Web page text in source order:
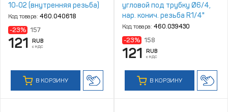
10‑02 (внутренняя резьба)
Код товара: 460.040618
-23% 157
121 RUB
с НДС
В КОРЗИНУ
угловой под трубку Ø6/4,
нар. конич. резьба R1/4"
(10шт)
Код товара: 460.039430
-23% 158
121 RUB
с НДС
В КОРЗИНУ